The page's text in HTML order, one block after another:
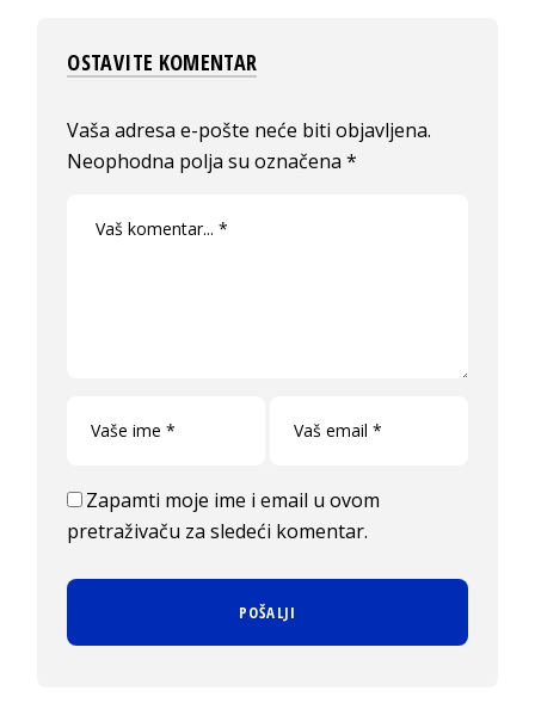
OSTAVITE KOMENTAR
Vaša adresa e-pošte neće biti objavljena.
Neophodna polja su označena*
Zapamti moje ime i email u ovom
pretraživaču za sledeći komentar.